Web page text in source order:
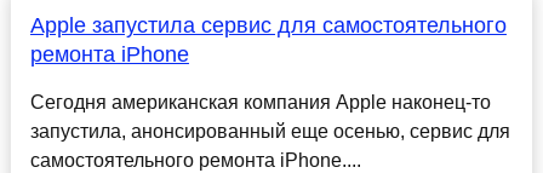
Apple запустила сервис для самостоятельного
ремонта iPhone
Сегодня американская компания Apple наконец-то
запустила, анонсированный еще осенью, сервис для
самостоятельного ремонта iPhone....